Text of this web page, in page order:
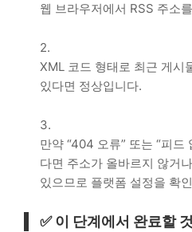
웹 브라우저에서 RSS 주소
XML 코드 형태로 최근 게시
있다면 정상입니다.
만약 “404 오류” 또는 “피드
다면 주소가 올바르지 않거
있으므로 플랫폼 설정을 확
✅ 이 단계에서 완료할 것